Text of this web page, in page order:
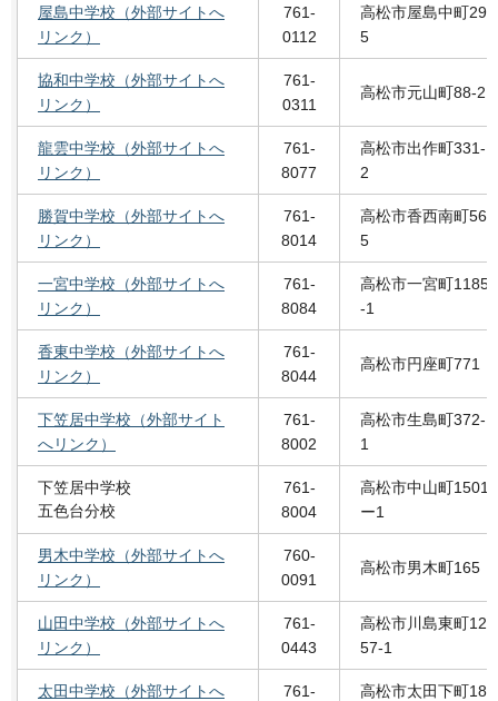
屋島中学校（外部サイトへ
リンク）
761-
0112
高松市屋島中町29
5
協和中学校（外部サイトへ
リンク）
761-
0311
高松市元山町88-2
龍雲中学校（外部サイトへ
リンク）
761-
8077
高松市出作町331-
2
勝賀中学校（外部サイトへ
リンク）
761-
8014
高松市香西南町56
5
一宮中学校（外部サイトへ
リンク）
761-
8084
高松市一宮町1185
-1
香東中学校（外部サイトへ
リンク）
761-
8044
高松市円座町771
下笠居中学校（外部サイト
へリンク）
761-
8002
高松市生島町372-
1
下笠居中学校
五色台分校
761-
8004
高松市中山町1501
ー1
男木中学校（外部サイトへ
リンク）
760-
0091
高松市男木町165
山田中学校（外部サイトへ
リンク）
761-
0443
高松市川島東町12
57-1
太田中学校（外部サイトへ
761-
高松市太田下町18